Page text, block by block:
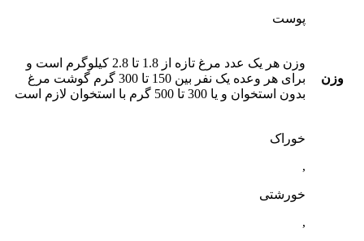
پوست
وزن
وزن هر یک عدد مرغ تازه از 1.8 تا 2.8 کیلوگرم است و
برای هر وعده یک نفر بین 150 تا 300 گرم گوشت مرغ
بدون استخوان و یا 300 تا 500 گرم با استخوان لازم است
خوراک
,
خورشتی
,